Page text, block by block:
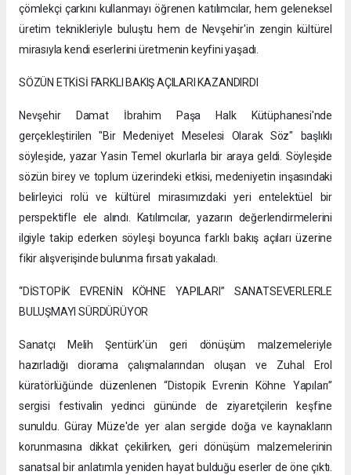
çömlekçi çarkını kullanmayı öğrenen katılımcılar, hem geleneksel
üretim teknikleriyle buluştu hem de Nevşehir'in zengin kültürel
mirasıyla kendi eserlerini üretmenin keyfini yaşadı.
SÖZÜN ETKİSİ FARKLI BAKIŞ AÇILARI KAZANDIRDI
Nevşehir Damat İbrahim Paşa Halk Kütüphanesi'nde
gerçekleştirilen "Bir Medeniyet Meselesi Olarak Söz" başlıklı
söyleşide, yazar Yasin Temel okurlarla bir araya geldi. Söyleşide
sözün birey ve toplum üzerindeki etkisi, medeniyetin inşasındaki
belirleyici rolü ve kültürel mirasımızdaki yeri entelektüel bir
perspektifle ele alındı. Katılımcılar, yazarın değerlendirmelerini
ilgiyle takip ederken söyleşi boyunca farklı bakış açıları üzerine
fikir alışverişinde bulunma fırsatı yakaladı.
“DİSTOPİK EVRENİN KÖHNE YAPILARI” SANATSEVERLERLE
BULUŞMAYI SÜRDÜRÜYOR
Sanatçı Melih Şentürk’ün geri dönüşüm malzemeleriyle
hazırladığı diorama çalışmalarından oluşan ve Zuhal Erol
küratörlüğünde düzenlenen “Distopik Evrenin Köhne Yapıları”
sergisi festivalin yedinci gününde de ziyaretçilerin keşfine
sunuldu. Güray Müze'de yer alan sergide doğa ve kaynakların
korunmasına dikkat çekilirken, geri dönüşüm malzemelerinin
sanatsal bir anlatımla yeniden hayat bulduğu eserler de öne çıktı.